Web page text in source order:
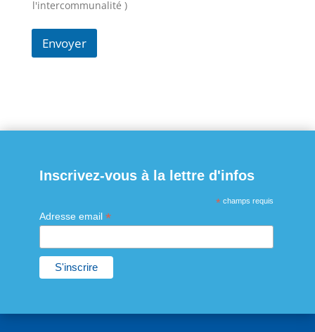
l'intercommunalité )
Envoyer
Inscrivez-vous à la lettre d'infos
* champs requis
Adresse email *